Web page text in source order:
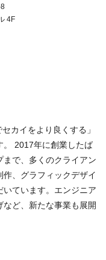
カイをより良くする」
。 2017年に創業したば
で、多くのクライアン
作、グラフィックデザイ
いています。エンジニア
ど、新たな事業も展開
4F